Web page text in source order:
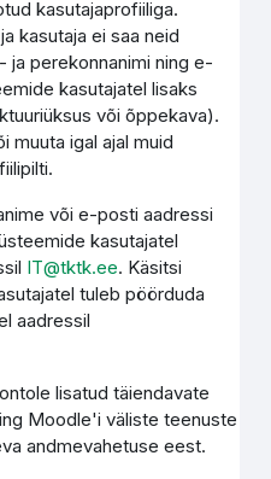
kasutajaprofiiliga.
kasutaja ei saa neid
ja perekonnanimi ning e-
kasutajatel lisaks
või õppekava).
muuta igal ajal muid
või e-posti aadressi
kasutajatel
IT@tktk.ee. Käsitsi
tuleb pöörduda
aadressil
lisatud täiendavate
Moodle'i väliste teenuste
andmevahetuse eest.